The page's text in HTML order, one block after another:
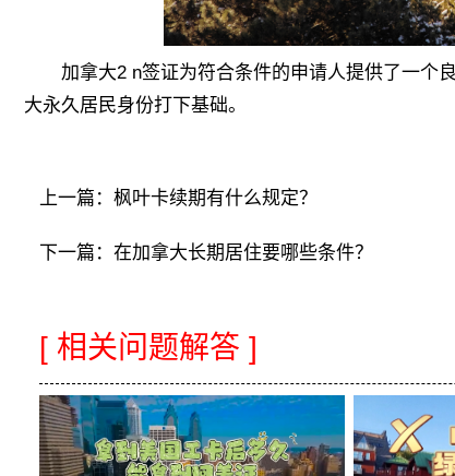
加拿大2 n签证为符合条件的申请人提供了一个良
大永久居民身份打下基础。
上一篇： 枫叶卡续期有什么规定？
下一篇： 在加拿大长期居住要哪些条件？
[ 相关问题解答 ]